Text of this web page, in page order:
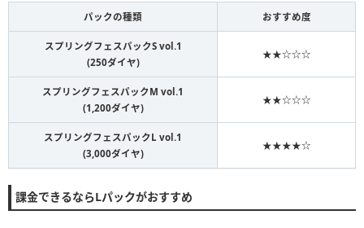
パックの種類 おすすめ度
スプリングフェスパックS vol.1
(250ダイヤ)
★★☆☆☆
スプリングフェスパックM vol.1
(1,200ダイヤ)
★★☆☆☆
スプリングフェスパックL vol.1
(3,000ダイヤ)
★★★★☆
課金できるならLパックがおすすめ